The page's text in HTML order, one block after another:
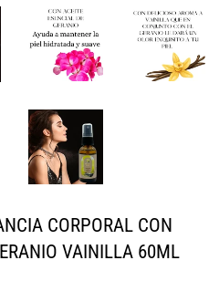
CORPORAL CON
VAINILLA 60ML